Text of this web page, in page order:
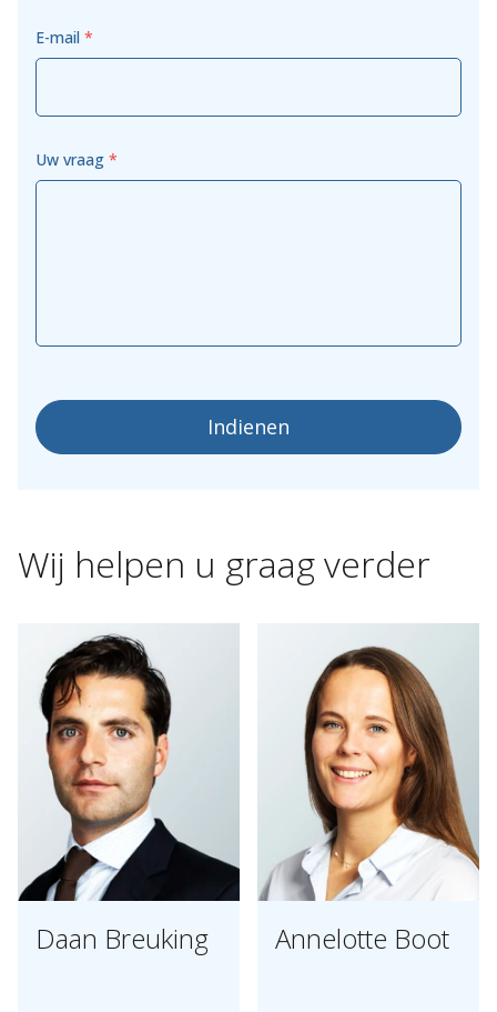
E-mail *
Uw vraag *
Indienen
Wij helpen u graagverder
Daan Breuking Annelotte Boot